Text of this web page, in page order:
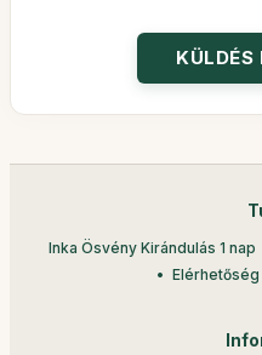
Inka Ösvény Kirándulás 1 nap
Elérhetőség